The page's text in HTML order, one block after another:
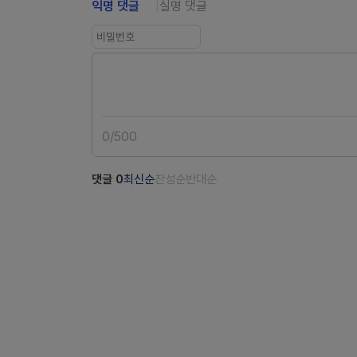
익명 댓글 실명 댓글
0/500
댓글 0최신순찬성순반대순